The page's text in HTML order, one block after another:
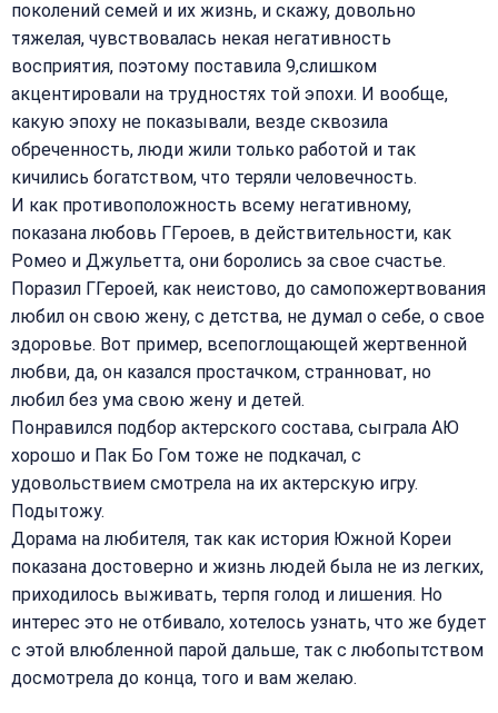
поколений семей и их жизнь, и скажу, довольно
тяжелая, чувствовалась некая негативность
восприятия, поэтому поставила 9,слишком
акцентировали на трудностях той эпохи. И вообще,
какую эпоху не показывали, везде сквозила
обреченность, люди жили только работой и так
кичились богатством, что теряли человечность.
И как противоположность всему негативному,
показана любовь ГГероев, в действительности, как
Ромео и Джульетта, они боролись за свое счастье.
Поразил ГГероей, как неистово, до самопожертвования
любил он свою жену, с детства, не думал о себе, о свое
здоровье. Вот пример, всепоглощающей жертвенной
любви, да, он казался простачком, странноват, но
любил без ума свою жену и детей.
Понравился подбор актерского состава, сыграла АЮ
хорошо и Пак Бо Гом тоже не подкачал, с
удовольствием смотрела на их актерскую игру.
Подытожу.
Дорама на любителя, так как история Южной Кореи
показана достоверно и жизнь людей была не из легких,
приходилось выживать, терпя голод и лишения. Но
интерес это не отбивало, хотелось узнать, что же будет
с этой влюбленной парой дальше, так с любопытством
досмотрела до конца, того и вам желаю.